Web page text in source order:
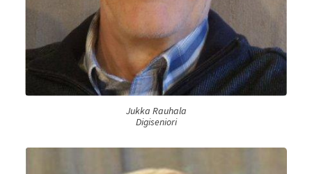
Jukka Rauhala
Digiseniori